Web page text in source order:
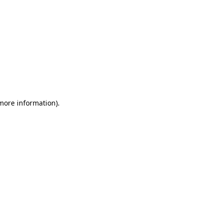
information).